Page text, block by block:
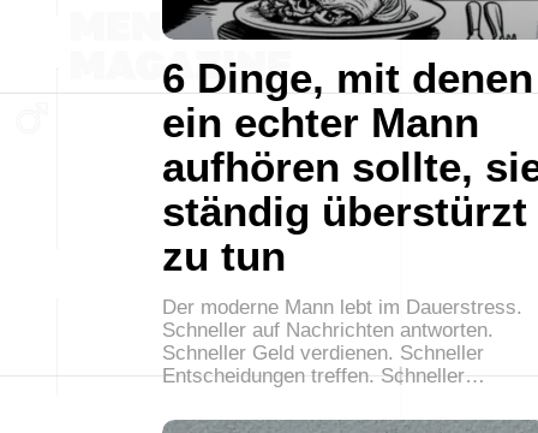
6 Dinge, mit denen
ein echter Mann
aufhören sollte,
ständig überstürzt
zu tun
Der moderne Mann lebt im Dauerstress.
Schneller auf Nachrichten antworten.
Schneller Geld verdienen. Schneller
Entscheidungen treffen. Schneller…